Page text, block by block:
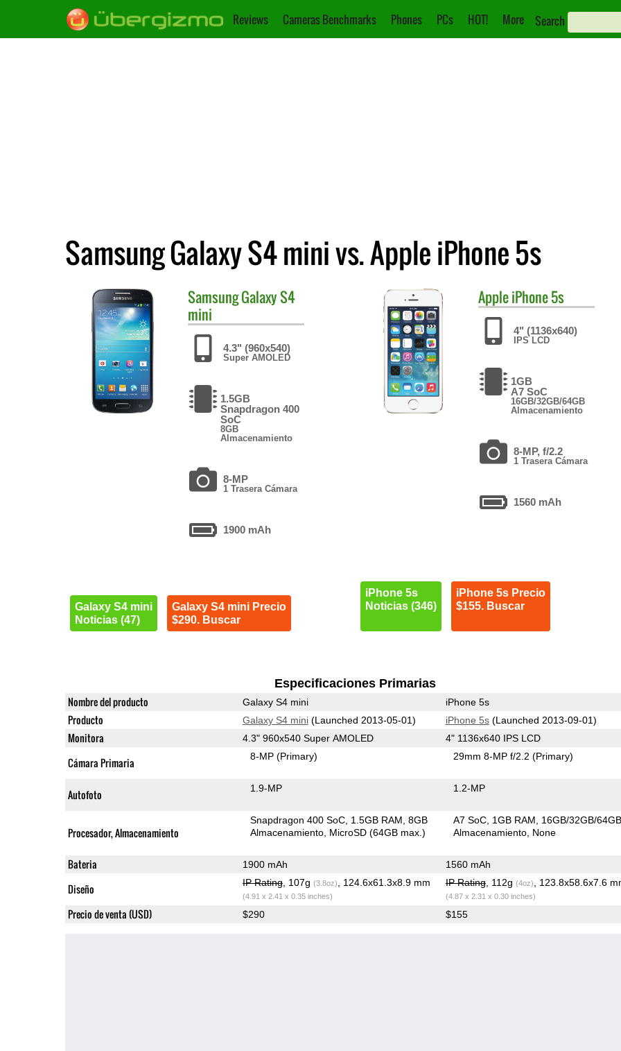
Reviews Cameras Benchmarks Phones PCs HOT! More Search
Samsung Galaxy S4 mini vs. Apple iPhone 5s
SamsungGalaxy S4
mini
4.3" (960x540)
Super AMOLED
1.5GB
Snapdragon 400
SoC
8GB
Almacenamiento
8-MP
1 Trasera Cámara
1900 mAh
Galaxy S4 mini
Noticias (47)
Galaxy S4 mini Precio
$290. Buscar
AppleiPhone 5s
4" (1136x640)
IPS LCD
1GB
A7 SoC
16GB/32GB/64GB
Almacenamiento
8-MP, f/2.2
1 Trasera Cámara
1560 mAh
iPhone 5s
Noticias (346)
iPhone 5s Precio
$155. Buscar
Especificaciones Primarias
Nombre del producto Galaxy S4 mini iPhone 5s
Producto Galaxy S4 mini(Launched 2013-05-01) iPhone 5s(Launched 2013-09-01)
Monitora 4.3" 960x540 Super AMOLED 4" 1136x640 IPS LCD
Cámara Primaria 8-MP(Primary) 29mm 8-MP f/2.2(Primary)
Autofoto 1.9-MP 1.2-MP
Procesador, Almacenamiento
Snapdragon 400 SoC 1.5GB RAM 8GB
Almacenamiento MicroSD (64GB max.)
A7 SoC 1GB RAM
16GB/32GB/
Almacenamiento None
Bateria 1900 mAh 1560 mAh
Diseño IP Rating, 107g (3.8oz) , 124.6x61.3x8.9 mm
(4.91 x 2.41 x 0.35 inches)
IP Rating, 112g (4oz) , 123.8x58.6x7.6
(4.87 x 2.31 x 0.30 inches)
Precio de venta (USD) $290 $155